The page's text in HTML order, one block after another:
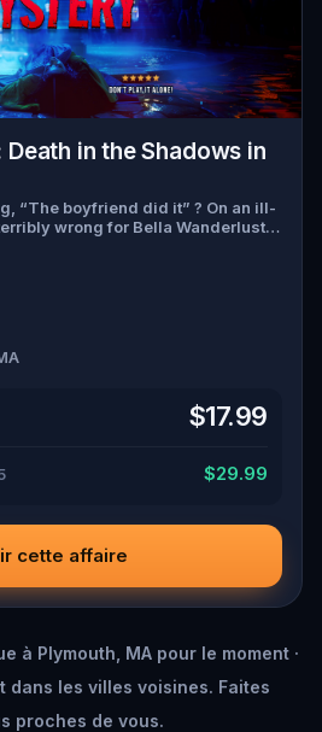
in the Shadows in
“The boyfriend did it” ? On an ill-
wrong for Bella Wanderlust
a famous travel blogger, was
tour led by the theatrical Percy
Percy, the ghost tour
real murderer before they strike
$17.99
$29.99
cette affaire
à Plymouth, MA pour le moment ·
dans les villes voisines. Faites
proches de vous.